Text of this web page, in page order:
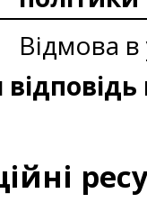
Відмова в